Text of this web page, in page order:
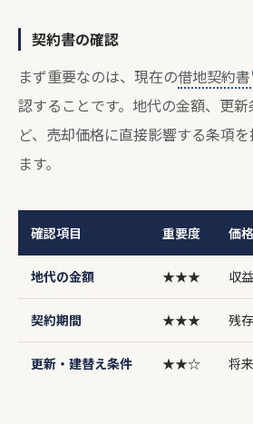
契約書の確認
まず重要なのは、現在の借地契約書
認することです。地代の金額、更
ど、売却価格に直接影響する条項
ます。
確認項目 重要度 価
地代の金額 ★★★ 収
契約期間 ★★★ 残
更新・建替え条件 ★★☆ 将